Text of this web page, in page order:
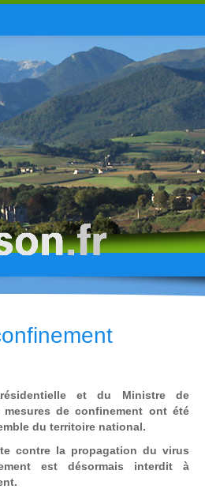
et du Ministre de
de confinement ont été
du territoire national.
contre la propagation du virus
est désormais interdit à